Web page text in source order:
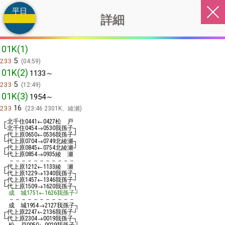
詳細
平日
01K(1)
233 5 04:59
01K(2) 1133～
233 5 12:49
01K(3) 1954～
233 16
23:46 2301K、綾瀬
┌北千住0441 ←0427松 戸
└北千住0454→0530我孫子┐
┌代上原0650←0536我孫子┘
└代上原0704→0749北綾瀬┐
┌代上原0845←0754北綾瀬┘
└代上原0854→0935綾 瀬
－－－－－－－－－－－
┌代上原1212←1133綾 瀬
└代上原1229→1340我孫子┐
┌代上原1457←1346我孫子┘
└代上原1509→1620我孫子┐
成 城1751 ←1626我孫子┘
－－－－－－－－－－－
成 城1954→2127我孫子┐
┌代上原2247←2136我孫子┘
└代上原2304→0019我孫子┐